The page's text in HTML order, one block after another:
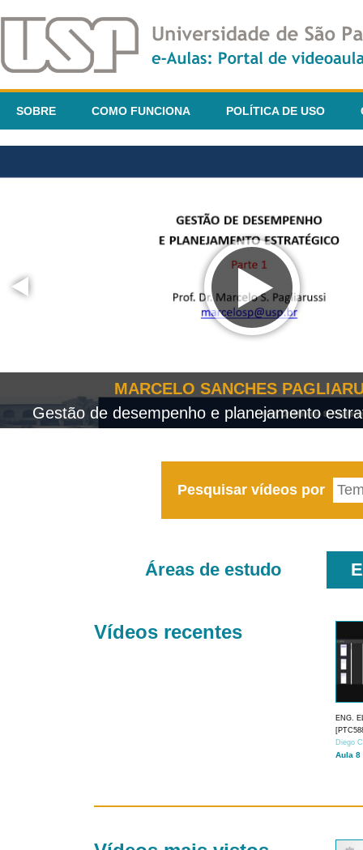
SOBRE COMO FUNCIONA POLÍTICA DE USO
MARCELO SANCHES
Gestão de desempenho e planejamento
Pesquisar vídeos por
Áreas de estudo
Vídeos recentes
ENG.
Diego
Aula 8